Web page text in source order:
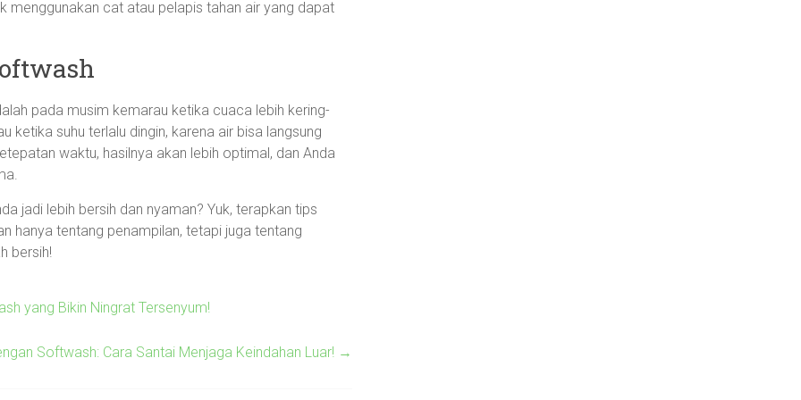
menggunakan cat atau pelapis tahan air yang dapat
pada musim kemarau ketika cuaca lebih kering-
ketika suhu terlalu dingin, karena air bisa langsung
waktu, hasilnya akan lebih optimal, dan Anda
jadi lebih bersih dan nyaman? Yuk, terapkan tips
hanya tentang penampilan, tetapi juga tentang
bersih!
yang Bikin Ningrat Tersenyum!
Softwash: Cara Santai Menjaga Keindahan Luar! →